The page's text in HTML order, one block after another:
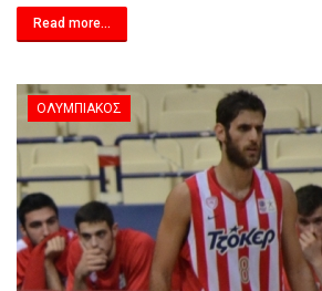
Read more...
ΟΛΥΜΠΙΑΚΌΣ